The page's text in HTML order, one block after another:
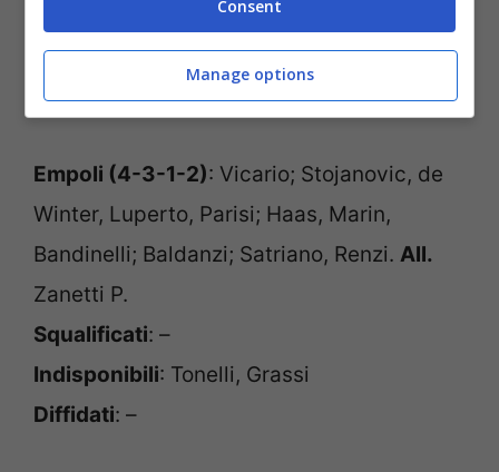
Scalvini a centrocampo. Ritorna Zapata,
ma Hojlund è favorito per l’attacco.
Empoli (4-3-1-2): Vicario; Stojanovic, de
Winter, Luperto, Parisi; Haas, Marin,
Bandinelli; Baldanzi; Satriano, Renzi. All.
Zanetti P.
Squalificati: –
Indisponibili: Tonelli, Grassi
Diffidati: –
Consent
Manage options